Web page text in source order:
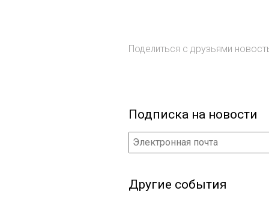
Поделиться с друзьями
Подписка на новости
Другие события